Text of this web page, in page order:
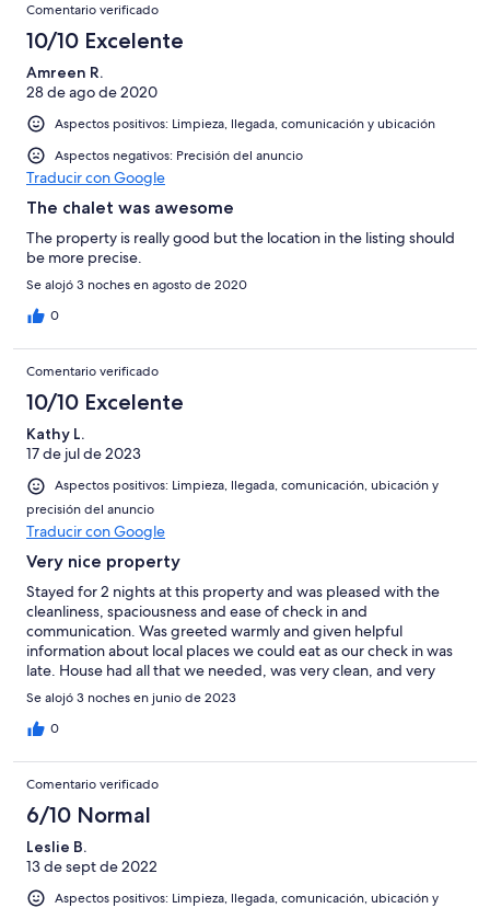
Comentario verificado
10/10 Excelente
Amreen R.
28 de ago de 2020
Aspectos positivos: Limpieza, llegada, comunicación y ubicación
Aspectos negativos: Precisión del anuncio
Traducir con Google
The chalet was awesome
The property is really good but the location in the listing should
be more precise.
Se alojó 3 noches en agosto de 2020
0
Comentario verificado
10/10 Excelente
Kathy L.
17 de jul de 2023
Aspectos positivos: Limpieza, llegada, comunicación, ubicación y
precisión del anuncio
Traducir con Google
Very nice property
Stayed for 2 nights at this property and was pleased with the
cleanliness, spaciousness and ease of check in and
communication. Was greeted warmly and given helpful
information about local places we could eat as our check in was
late. House had all that we needed, was very clean, and very
spacious. No issues with anything not working properly or not
clean. Would recommend!
Se alojó 3 noches en junio de 2023
0
Comentario verificado
6/10 Normal
Leslie B.
13 de sept de 2022
Aspectos positivos: Limpieza, llegada, comunicación, ubicación y